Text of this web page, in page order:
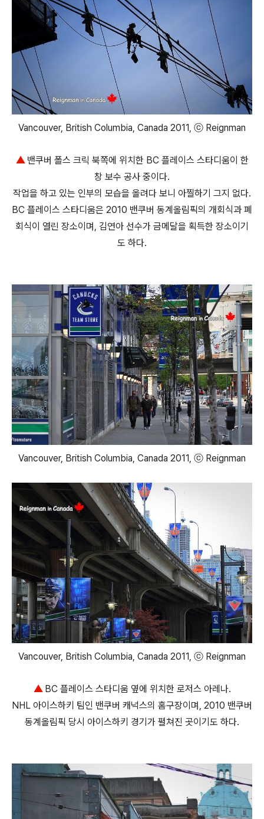
Vancouver, British Columbia, Canada 2011, ⓒ Reignman
▲밴쿠버 폴스 크릭 북쪽에 위치한 BC 플레이스 스타디움이 한
창 보수 공사 중이다.
작업을 하고 있는 인부의 모습을 올려다 보니 아찔하기 그지 없다.
BC 플레이스 스타디움은 2010 밴쿠버 동계올림픽의 개회식과 폐
회식이 열린 장소이며, 김연아 선수가 금메달을 획득한 장소이기
도 하다.
Vancouver, British Columbia, Canada 2011, ⓒ Reignman
Vancouver, British Columbia, Canada 2011, ⓒ Reignman
▲BC 플레이스 스타디움 옆에 위치한 로저스 아레나.
NHL 아이스하키 팀인 밴쿠버 캐넉스의 홈구장이며, 2010 밴쿠버
동계올림픽 당시 아이스하키 경기가 펼쳐진 곳이기도 하다.